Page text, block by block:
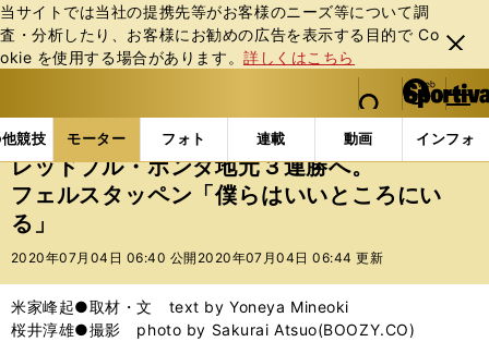
当サイトでは当社の提携先等がお客様のニーズ等について調
査・分析したり、お客様にお勧めの広告を表⽰する⽬的で Co
okie を使⽤する場合があります。詳しくはこちら
閉じ
る
web Sportiva (webスポルティーバ)
検索
マイペ
ー
ジ
メニュ
競技 モーター フォト 連載 動画 インフォ
b
ス
ポ
ル
テ
ー
バ
モーターの記事一覧 モーター F1 レッドブル・
レッドブル・ホンダ地元３連勝へ。
フェルスタッペン「僕らはいいところにい
る」
2020年07月04日 06:40 公開 2020年07月04日 06:44 更新
米家峰起●取材・文 text by Yoneya Mineoki
桜井淳雄●撮影 photo by Sakurai Atsuo(BOOZY.CO)